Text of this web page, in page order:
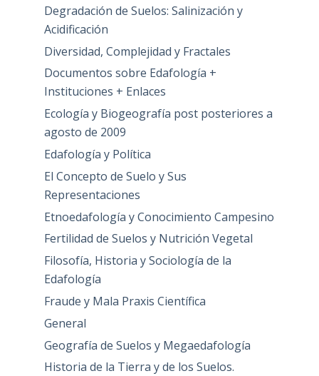
Degradación de Suelos: Salinización y
Acidificación
Diversidad, Complejidad y Fractales
Documentos sobre Edafología +
Instituciones + Enlaces
Ecología y Biogeografía post posteriores a
agosto de 2009
Edafología y Política
El Concepto de Suelo y Sus
Representaciones
Etnoedafología y Conocimiento Campesino
Fertilidad de Suelos y Nutrición Vegetal
Filosofía, Historia y Sociología de la
Edafología
Fraude y Mala Praxis Científica
General
Geografía de Suelos y Megaedafología
Historia de la Tierra y de los Suelos.